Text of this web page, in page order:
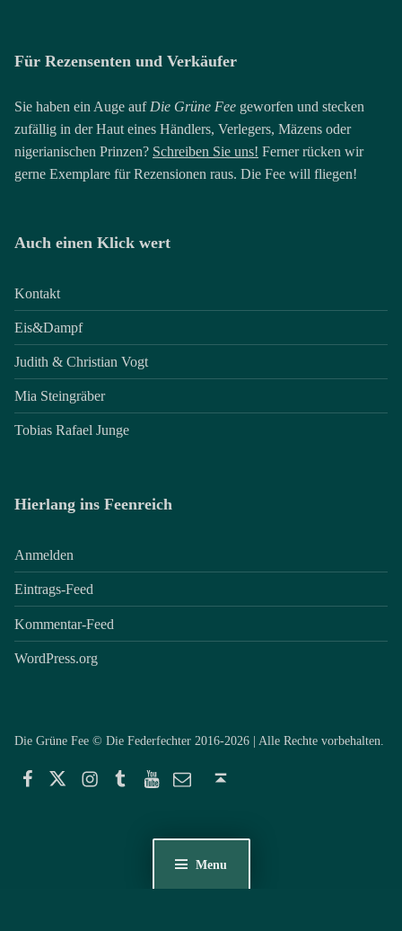
Menu
Für Rezensenten und Verkäufer
Sie haben ein Auge auf Die Grüne Fee geworfen und stecken
zufällig in der Haut eines Händlers, Verlegers, Mäzens oder
nigerianischen Prinzen? Schreiben Sie uns! Ferner rücken wir
gerne Exemplare für Rezensionen raus. Die Fee will fliegen!
Auch einen Klick wert
Kontakt
Eis&Dampf
Judith & Christian Vogt
Mia Steingräber
Tobias Rafael Junge
Hierlang ins Feenreich
Anmelden
Eintrags-Feed
Kommentar-Feed
WordPress.org
Die Grüne Fee © Die Federfechter 2016-2026 | Alle Rechte vorbehalten.